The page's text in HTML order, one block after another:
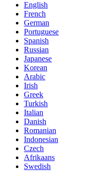
English
French
German
Portuguese
Spanish
Russian
Japanese
Korean
Arabic
Irish
Greek
Turkish
Italian
Danish
Romanian
Indonesian
Czech
Afrikaans
Swedish